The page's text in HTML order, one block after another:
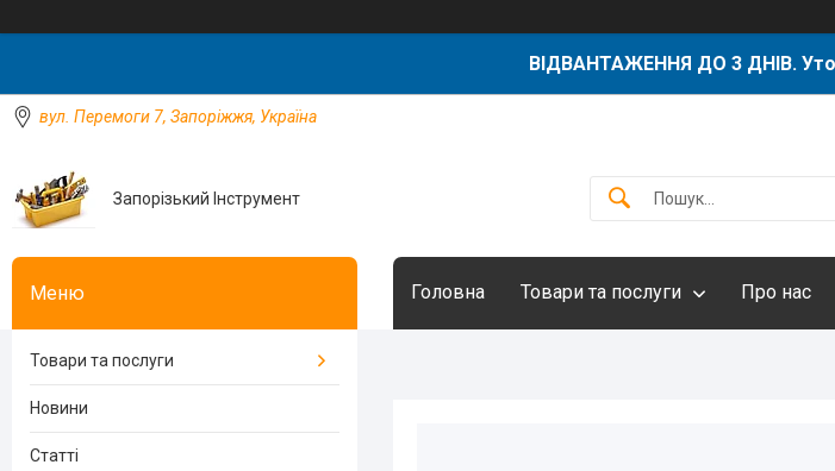
ВІДВАНТАЖЕННЯ ДО 3 ДНІВ.
вул. Перемоги 7, Запоріжжя, Україна
Запорізький Інструмент
Головна Товари та послуги Про нас
Товари та послуги
Новини
Статті